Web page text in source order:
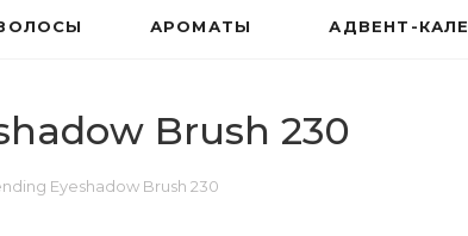
АРОМАТЫ АДВЕНТ-
Brush 230
Eyeshadow Brush 230